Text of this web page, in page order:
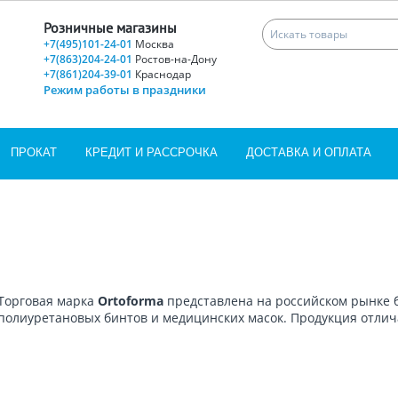
Розничные магазины
+7(495)101-24-01 Москва
+7(863)204-24-01 Ростов-на-Дону
+7(861)204-39-01 Краснодар
Режим работы в праздники
ПРОКАТ КРЕДИТ И РАССРОЧКА ДОСТАВКА И ОПЛАТА
марка Ortoforma представлена на российском
бинтов и медицинских масок. Продукция